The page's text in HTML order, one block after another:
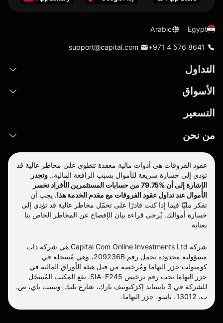
Egypt
Arabic
+971 4 576 8641
support@capital.com
التداول
الأسواق
التسعير
من نحن
عقود الفروقات هي أدوات مالية معقدة تنطوي على مخاطر عالية قد
تؤدي إلى خسارة سريعة للأموال بسبب الرافعة المالية.. وتجدر
الإشارة إلى أن %79.75 من حسابات المستثمرين الأفراد تخسر
الأموال عند تداول عقود الفروقات مع مقدم الخدمة هذا. يجب أن
تفكر مليّا فيما إذا كنت قادرًا على تحمّل مخاطر عالية قد تؤدي إلى
خسارة أموالك. يُرجى قراءة بيان الإفصاح عن المخاطر الخاص بنا
بعناية
شركة Capital Com Online Investments Ltd هي شركة ذات
مسؤولية محدودة تحمل رقم 209236B، وهي مُسجلة في
كومنولث جزر البهاما ومُرخصة من قبل هيئة الأوراق المالية في
جزر البهاما تحت رقم ترخيص SIA-F245. يقع المكتب المُسجّل
للشركة في 3 بايسايد إكزكيوتيف بارك، شارع بليك-ويست باي، ص.
ب. 13012، ناسو، جزر البهاما.